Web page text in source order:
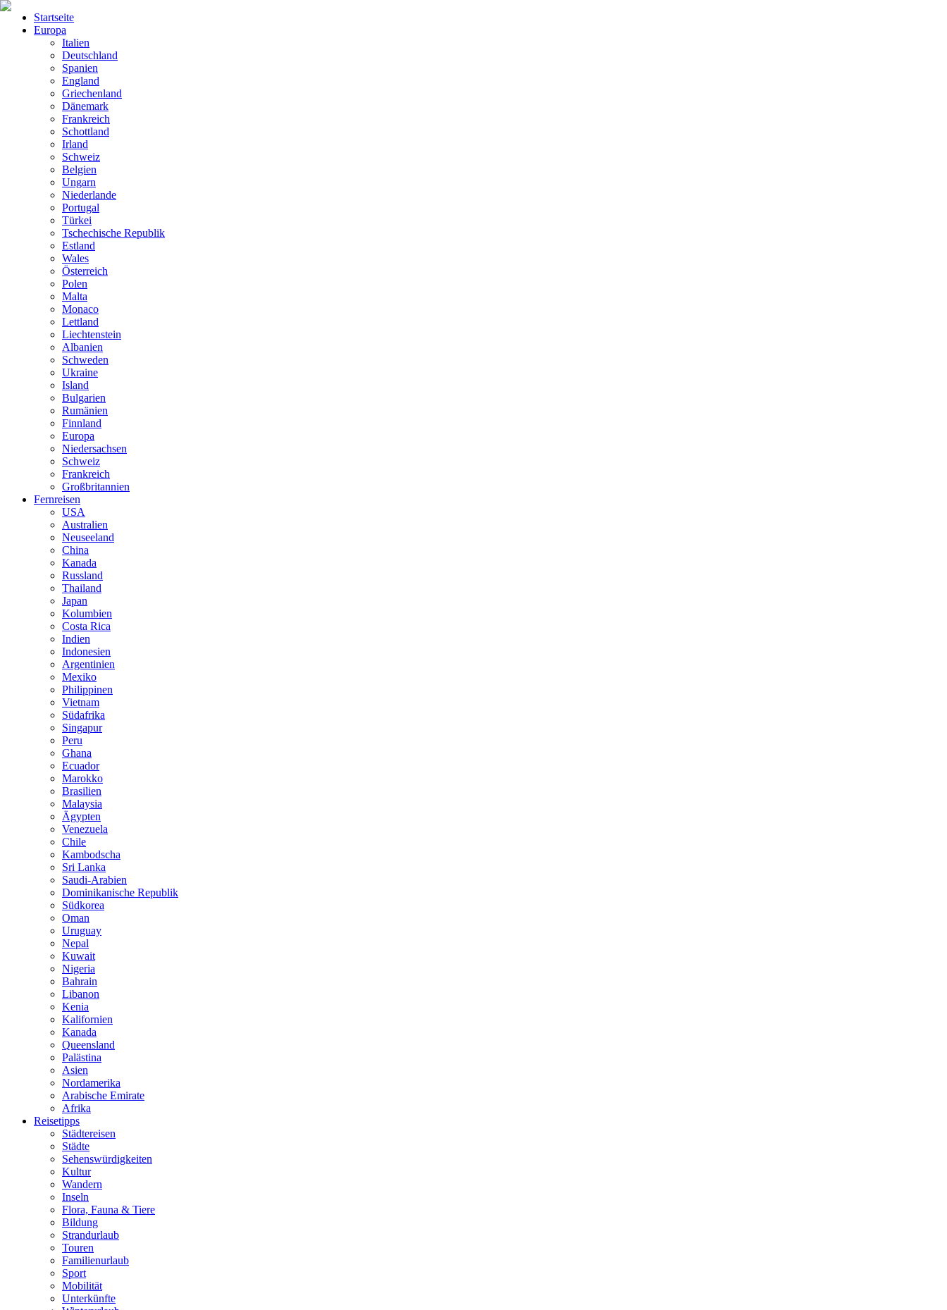
Startseite
Europa
Italien
Deutschland
Spanien
England
Griechenland
Dänemark
Frankreich
Schottland
Irland
Schweiz
Belgien
Ungarn
Niederlande
Portugal
Türkei
Tschechische Republik
Estland
Wales
Österreich
Polen
Malta
Monaco
Lettland
Liechtenstein
Albanien
Schweden
Ukraine
Island
Bulgarien
Rumänien
Finnland
Europa
Niedersachsen
Schweiz
Frankreich
Großbritannien
Fernreisen
USA
Australien
Neuseeland
China
Kanada
Russland
Thailand
Japan
Kolumbien
Costa Rica
Indien
Indonesien
Argentinien
Mexiko
Philippinen
Vietnam
Südafrika
Singapur
Peru
Ghana
Ecuador
Marokko
Brasilien
Malaysia
Ägypten
Venezuela
Chile
Kambodscha
Sri Lanka
Saudi-Arabien
Dominikanische Republik
Südkorea
Oman
Uruguay
Nepal
Kuwait
Nigeria
Bahrain
Libanon
Kenia
Kalifornien
Kanada
Queensland
Palästina
Asien
Nordamerika
Arabische Emirate
Afrika
Reisetipps
Städtereisen
Städte
Sehenswürdigkeiten
Kultur
Wandern
Inseln
Flora, Fauna & Tiere
Bildung
Strandurlaub
Touren
Familienurlaub
Sport
Mobilität
Unterkünfte